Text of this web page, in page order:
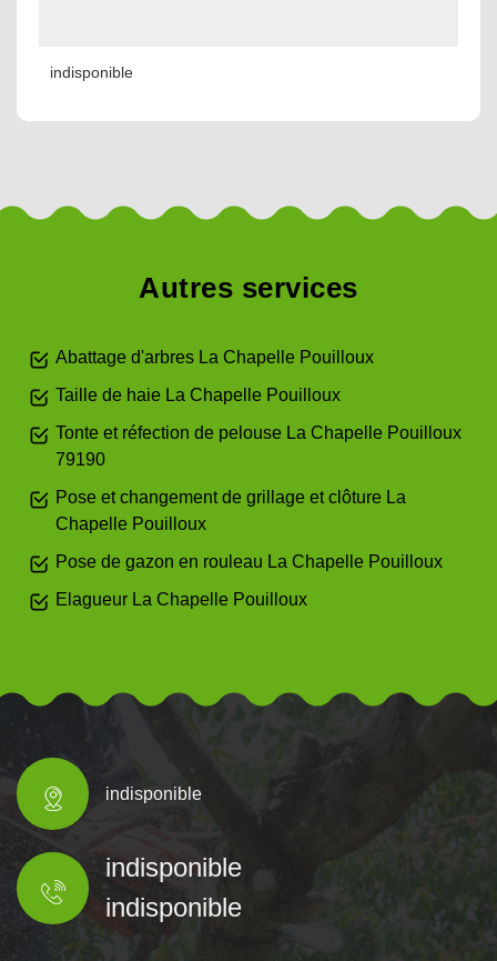
indisponible
Autres services
Abattage d'arbres La Chapelle Pouilloux
Taille de haie La Chapelle Pouilloux
Tonte et réfection de pelouse La Chapelle Pouilloux
79190
Pose et changement de grillage et clôture La
Chapelle Pouilloux
Pose de gazon en rouleau La Chapelle Pouilloux
Elagueur La Chapelle Pouilloux
indisponible
indisponible
indisponible